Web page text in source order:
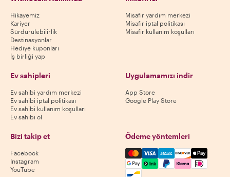
Hikayemiz
Kariyer
Sürdürülebilirlik
Destinasyonlar
Hediye kuponları
İş birliği yap
Misafir yardım merkezi
Misafir iptal politikası
Misafir kullanım koşulları
Ev sahipleri
Ev sahibi yardım merkezi
Ev sahibi iptal politikası
Ev sahibi kullanım koşulları
Ev sahibi ol
Uygulamamızı indir
App Store
Google Play Store
Bizi takip et
Facebook
Instagram
YouTube
Ödeme yöntemleri
Mastercard, Visa, Amex,